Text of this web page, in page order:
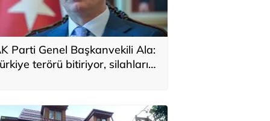
Parti Genel Başkanvekili Ala:
terörü bitiriyor, silahların